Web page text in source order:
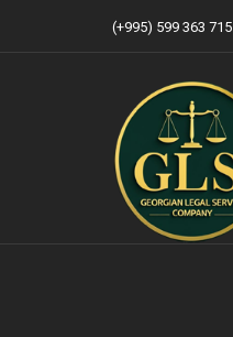
(+995) 599 363 715